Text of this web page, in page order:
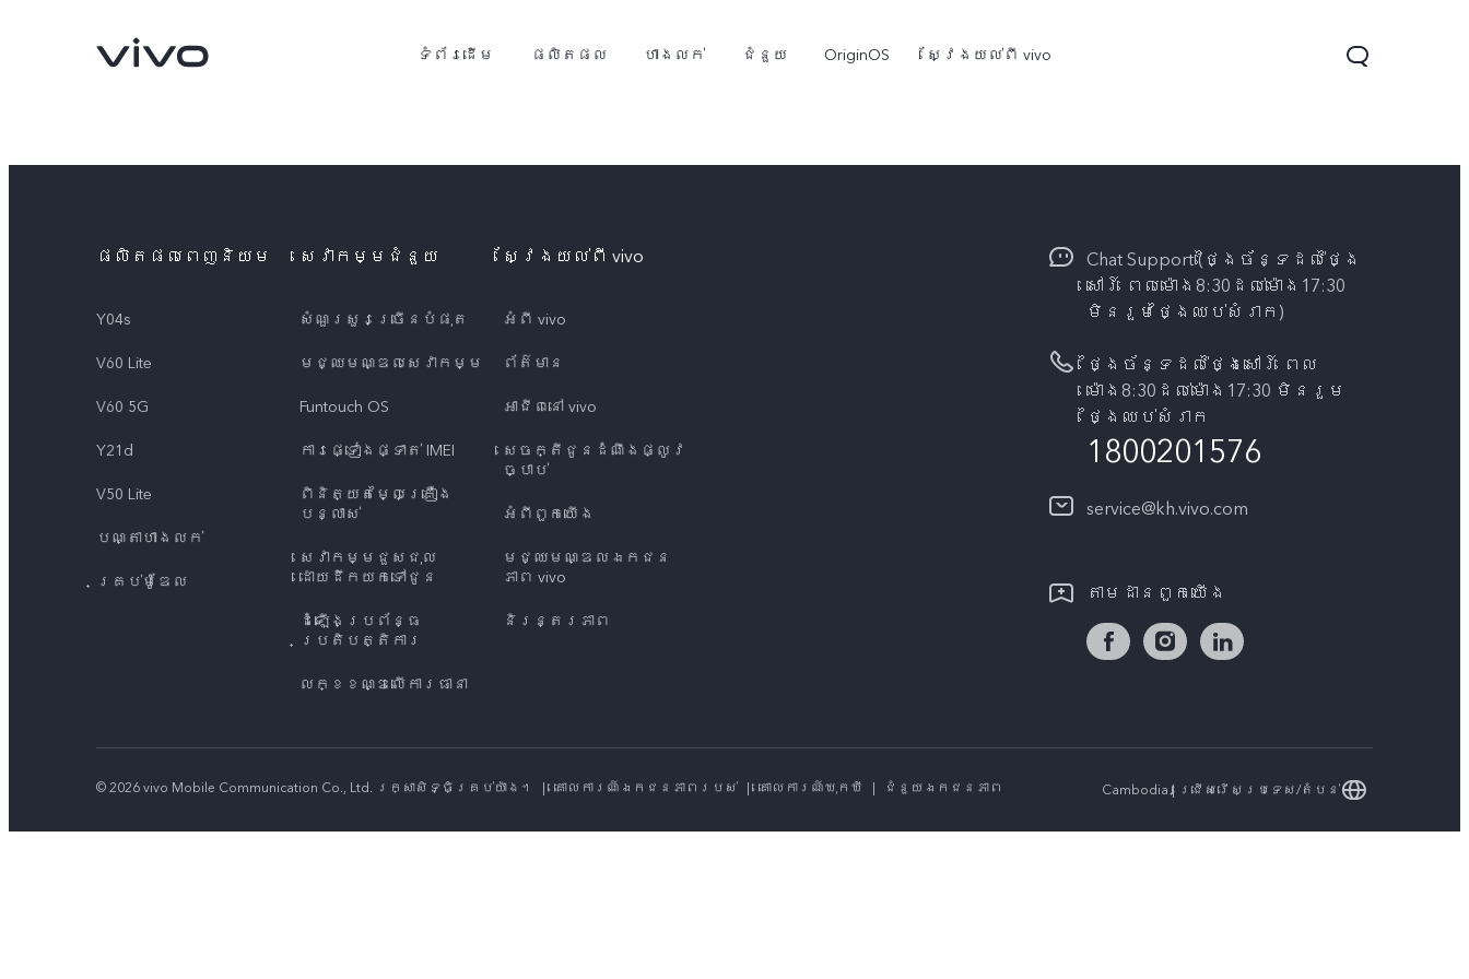
ទំព័រដើម ផលិតផល ហាងលក់ ជំនួយ OriginOS ស្វែងយល់ពី vivo
V60 5G V60 Lite Y04
ផលិតផលពេញនិយម
Y04s
V60 Lite
V60 5G
Y21d
V50 Lite
បណ្តាហាងលក់
គ្រប់ម៉ូឌែល
សេវាកម្មជំនួយ
សំណួរសួរច្រើនបំផុត
មជ្ឈមណ្ឌល​សេវាកម្ម
Funtouch OS
ការផ្ទៀងផ្ទាត់ IMEI
ពិនិត្យតម្លៃគ្រឿង
បន្លាស់
សេវាកម្មជួសជុល
ដោយដឹកយកទៅជូន
ដំឡើងប្រព័ន្ធ
ប្រតិបត្តិការ
លក្ខខណ្ឌលើការធានា
ស្វែងយល់ពី vivo
អំពី vivo
ព័ត៌មាន
អាជីពនៅ vivo
សេចក្តីជូនដំណឹងផ្លូវ
ច្បាប់
អំពី​ពួក​យើង
មជ្ឈមណ្ឌលឯកជន
ភាព vivo
និរន្តរភាព
Chat Support (ថ្ងៃច័ន្ទដល់ថ្ងៃ
សៅរ៍ ពេលម៉ោង8:30ដល់ម៉ោង17:30
មិនរួមថ្ងៃឈប់សំរាក)
ថ្ងៃច័ន្ទដល់ថ្ងៃសៅរ៍ ពេល
ម៉ោង8:30ដល់ម៉ោង17:30 មិនរួម
ថ្ងៃឈប់សំរាក
1800201576
service@kh.vivo.com
តាម​ដានពួក​យើង
© 2026 vivo Mobile Communication Co., Ltd. រក្សាសិទ្ធិគ្រប់យ៉ាង។ | គោលការណ៍ឯកជនភាពរបស់ | គោលការណ៍ឃុកឃី | ជំនួយឯកជនភាព Cambodia | ជ្រើសរើសប្រទេស/តំបន់